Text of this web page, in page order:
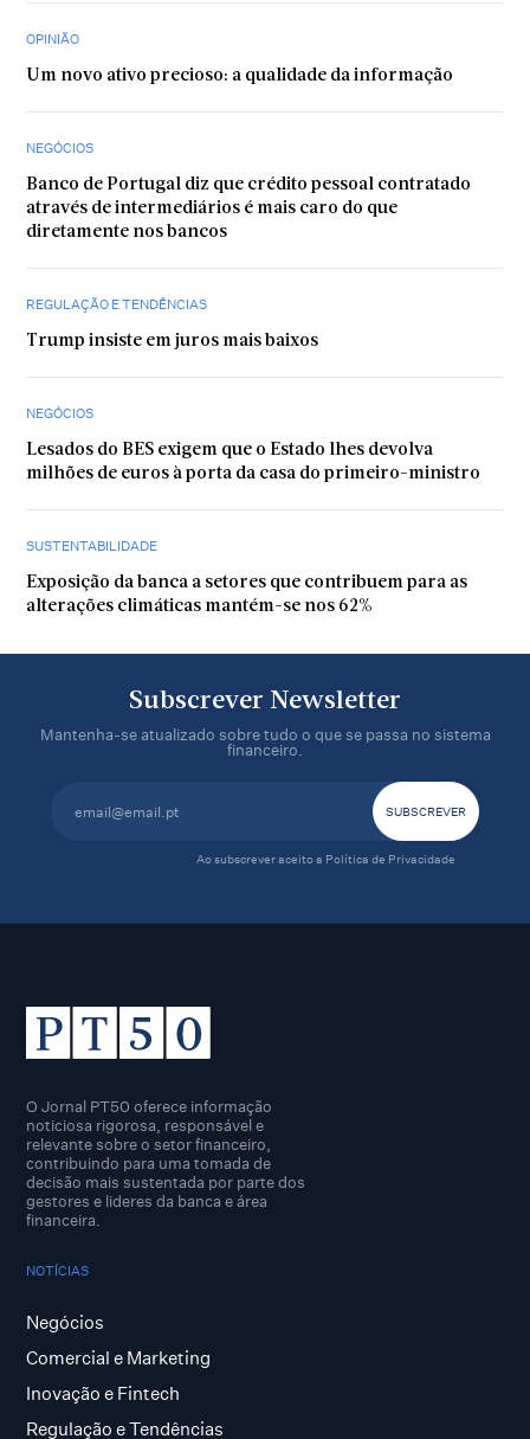
OPINIÃO
Um novo ativo precioso: a qualidade da informação
NEGÓCIOS
Banco de Portugal diz que crédito pessoal contratado
através de intermediários é mais caro do que
diretamente nos bancos
REGULAÇÃO E TENDÊNCIAS
Trump insiste em juros mais baixos
NEGÓCIOS
Lesados do BES exigem que o Estado lhes devolva
milhões de euros à porta da casa do primeiro-ministro
SUSTENTABILIDADE
Exposição da banca a setores que contribuem para as
alterações climáticas mantém-se nos 62%
Subscrever Newsletter
Mantenha-se atualizado sobre tudo o que se passa no sistema
financeiro.
Ao subscrever aceito a Política de Privacidade
O Jornal PT50 oferece informação
noticiosa rigorosa, responsável e
relevante sobre o setor financeiro,
contribuindo para uma tomada de
decisão mais sustentada por parte dos
gestores e lideres da banca e área
financeira.
NOTÍCIAS
Negócios
Comercial e Marketing
Inovação e Fintech
Regulação e Tendências